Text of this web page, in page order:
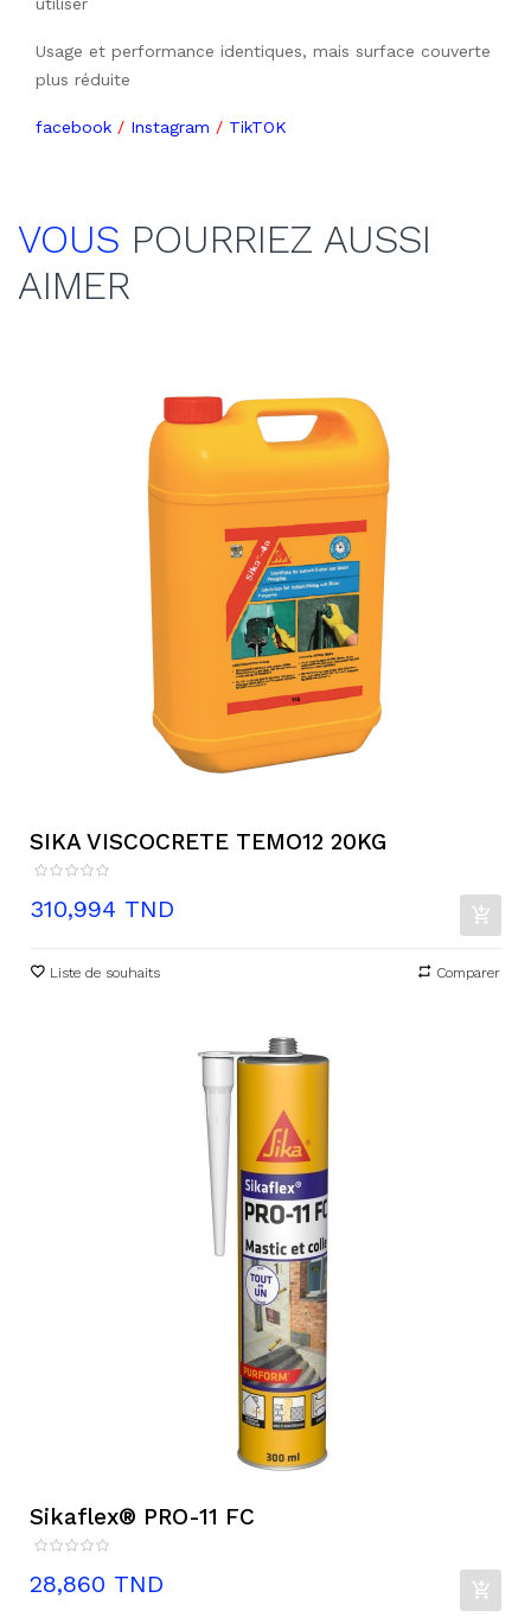
Usage et performance identiques, mais surface couverte
plus réduite
facebook / Instagram / TikTOK
VOUS POURRIEZ AUSSI
AIMER
SIKA VISCOCRETE TEMO12 20KG
Prix
310,994 TND
Liste de souhaits Comparer
Sikaflex® PRO-11 FC
Prix
28,860 TND